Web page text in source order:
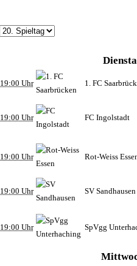
19:00 Uhr 1. FC
19:00 Uhr FC Ingolstadt
19:00 Uhr Rot-Weiss
19:00 Uhr SV Sandhausen
19:00 Uhr SpVgg